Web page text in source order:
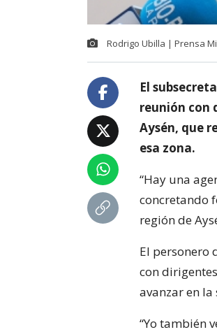
Rodrigo Ubilla | Prensa
El
reunión con
Aysén, que
esa zona.
“Hay una
concretando
región de
El personero
con
avanzar en
“Yo también